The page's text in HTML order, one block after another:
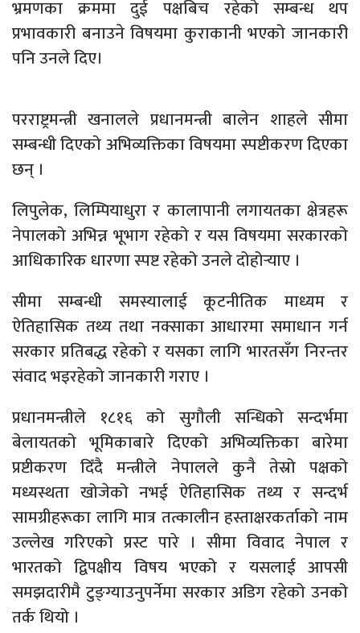
भ्रमणका क्रममा दुई पक्षबिच रहेको सम्बन्ध थप
प्रभावकारी बनाउने विषयमा कुराकानी भएको जानकारी
पनि उनले दिए।
परराष्ट्रमन्त्री खनालले प्रधानमन्त्री बालेन शाहले सीमा
सम्बन्धी दिएको अभिव्यक्तिका विषयमा स्पष्टीकरण दिएका
छन् ।
लिपुलेक, लिम्पियाधुरा र कालापानी लगायतका क्षेत्रहरू
नेपालको अभिन्न भूभाग रहेको र यस विषयमा सरकारको
आधिकारिक धारणा स्पष्ट रहेको उनले दोहोर्‍याए ।
सीमा सम्बन्धी समस्यालाई कूटनीतिक माध्यम र
ऐतिहासिक तथ्य तथा नक्साका आधारमा समाधान गर्न
सरकार प्रतिबद्ध रहेको र यसका लागि भारतसँग निरन्तर
संवाद भइरहेको जानकारी गराए ।
प्रधानमन्त्रीले १८१६ को सुगौली सन्धिको सन्दर्भमा
बेलायतको भूमिकाबारे दिएको अभिव्यक्तिका बारेमा
प्रष्टीकरण दिँदै मन्त्रीले नेपालले कुनै तेस्रो पक्षको
मध्यस्थता खोजेको नभई ऐतिहासिक तथ्य र सन्दर्भ
सामग्रीहरूका लागि मात्र तत्कालीन हस्ताक्षरकर्ताको नाम
उल्लेख गरिएको प्रस्ट पारे । सीमा विवाद नेपाल र
भारतको द्विपक्षीय विषय भएको र यसलाई आपसी
समझदारीमै टुङ्ग्याउनुपर्नेमा सरकार अडिग रहेको उनको
तर्क थियो ।